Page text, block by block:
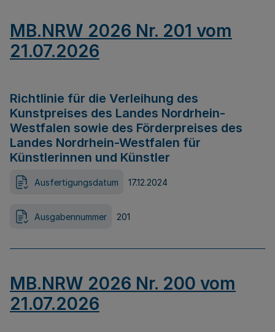
MB.NRW 2026 Nr. 201 vom
21.07.2026
Richtlinie für die Verleihung des
Kunstpreises des Landes Nordrhein-
Westfalen sowie des Förderpreises des
Landes Nordrhein-Westfalen für
Künstlerinnen und Künstler
Ausfertigungsdatum 17.12.2024
Ausgabennummer 201
MB.NRW 2026 Nr. 200 vom
21.07.2026